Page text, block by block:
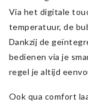
Via het digitale
temperatuur, de
Dankzij de
bedienen via je
regel je altijd
Ook qua comfort